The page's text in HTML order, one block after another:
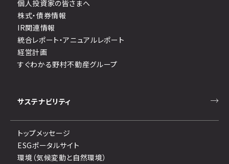
個人投資家の皆さまへ
株式・債券情報
IR関連情報
統合レポート・アニュアルレポート
経営計画
すぐわかる野村不動産グループ
サステナビリティ
トップメッセージ
ESGポータルサイト
環境（気候変動と自然環境）